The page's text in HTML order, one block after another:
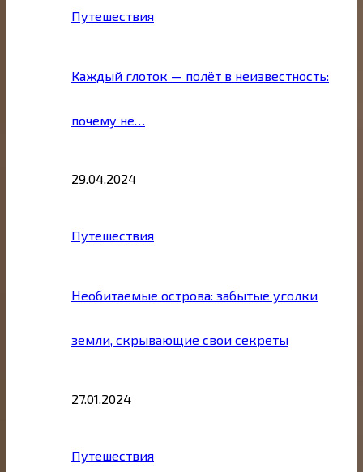
Путешествия
Каждый глоток — полёт в неизвестность:
почему не…
29.04.2024
Путешествия
Необитаемые острова: забытые уголки
земли, скрывающие свои секреты
27.01.2024
Путешествия